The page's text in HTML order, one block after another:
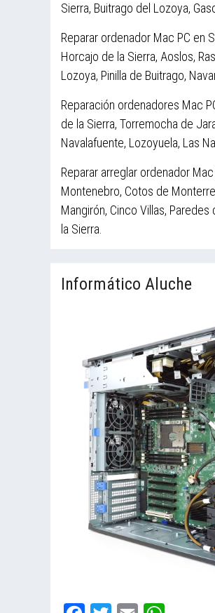
Sierra, Buitrago del Lozoya,
Reparar ordenador Mac PC en
Horcajo de la Sierra, Aoslos,
Lozoya, Pinilla de Buitrago,
Reparación ordenadores Mac
de la Sierra, Torremocha de
Navalafuente, Lozoyuela, Las
Reparar arreglar ordenador
Montenebro, Cotos de
Mangirón, Cinco Villas,
la Sierra.
Informático Aluche